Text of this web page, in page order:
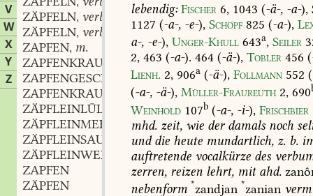
V
W
X
Y
Z
ZÄPFELN, verb.
ZÄPFELN, verb.
ZAPFEN, m.
ZAPFENKRAUT
ZAPFENGESCHWER,n.
ZAPFENKRAUT
ZÄPFLEINLÜLLER
,m.
ZÄPFLEINMEHL
ZÄPFLEINSAUGER
,m.
ZÄPFLEINWEH
ZAPFEN
ZÄPFEN
lebendig: Fischer 6, 1043 (-ä-, -a-),
1127 (-a-, -e-), Schöpf 825 (-a-),
a-, -e-), Unger-Khull 643a, Seiler
2, 463 (-a-). 464 (-ä-), Tobler 456 (
Lienh. 2, 906a (-ä-), Follmann 552 (
(-a-, -ä-), Müller-Fraureuth 2, 690
Weinhold 107b (-a-, -i-), Frischbier
mhd. zeit, wie derdamals noch
unddie heute mundartlich, z. b.
auftretende vocalkürze des
zerren, reizen lehrt, mitahd.
nebenform *zandjan *zanian